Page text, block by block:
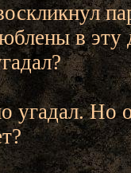
в эту
угадал. Но